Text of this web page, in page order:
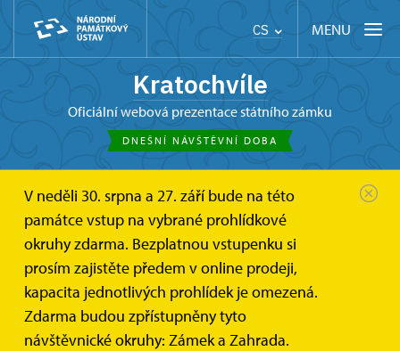
CS MENU
Kratochvíle
oficiální webová prezentace státního zámku
DNEŠNÍ NÁVŠTĚVNÍ DOBA
V neděli 30. srpna a 27. září bude na této
památce vstup na vybrané prohlídkové
okruhy zdarma. Bezplatnou vstupenku si
prosím zajistěte předem v online prodeji,
kapacita jednotlivých prohlídek je omezená.
Zdarma budou zpřístupněny tyto
návštěvnické okruhy: Zámek a Zahrada.
Kratochvíle Informace pro návštěvníky Návštěvní doba
Návštěvní doba